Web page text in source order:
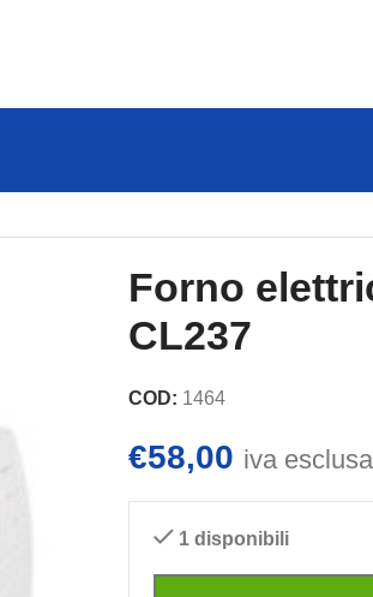
Forno
CL237
COD: 1464
€58,00 iva esclusa
1 disponibili